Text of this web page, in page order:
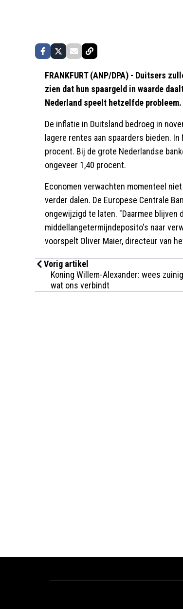
FRANKFURT (ANP/DPA) - Duitsers
zien dat hun spaargeld in waarde
Nederland speelt hetzelfde probleem.
De inflatie in Duitsland bedroeg in
lagere rentes aan spaarders bieden.
procent. Bij de grote Nederlandse
ongeveer 1,40 procent.
Economen verwachten momenteel
verder dalen. De Europese Centrale
ongewijzigd te laten. "Daarmee
middellangetermijndeposito's naar
voorspelt Oliver Maier, directeur van
Vorig artikel
Koning Willem-Alexander: wees
wat ons verbindt